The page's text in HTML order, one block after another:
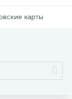
карты